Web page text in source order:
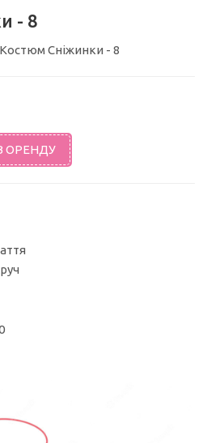
- 8
Сніжинки - 8
ОРЕНДУ